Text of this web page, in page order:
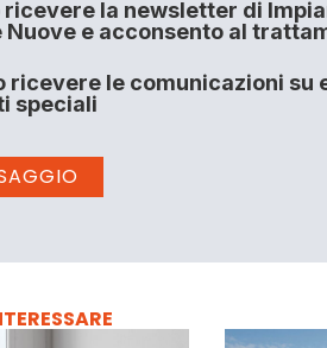
ricevere la newsletter di
Nuove e acconsento al
ricevere le comunicazioni
speciali